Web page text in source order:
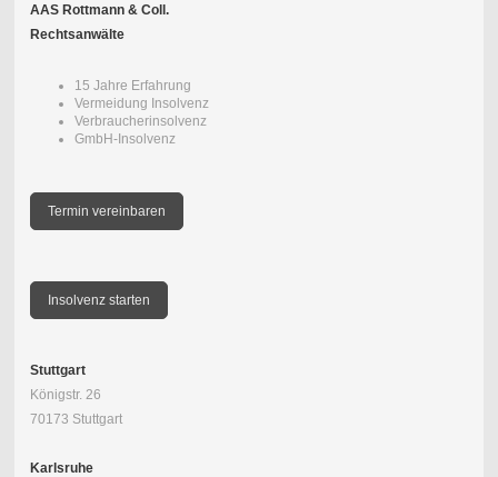
AAS Rottmann & Coll.
Rechtsanwälte
15 Jahre Erfahrung
Vermeidung Insolvenz
Verbraucherinsolvenz
GmbH-Insolvenz
Termin vereinbaren
Insolvenz starten
Stuttgart
Königstr. 26
70173 Stuttgart
Karlsruhe